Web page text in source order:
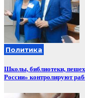
Политика
Школы, библиотеки,
России» контролируют